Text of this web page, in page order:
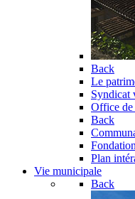
Back
Le
Syndicat
Office de
Back
Plan
Vie municipale
Back